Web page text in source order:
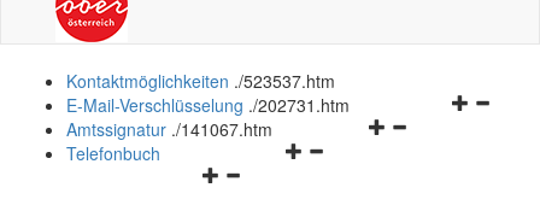
Kontaktmöglichkeiten ./523537.htm
Navigationsmenü
E-Mail-Verschlüsselung ./202731.htm
Navigationsmenü
Amtssignatur ./141067.htm
Navigationsmenü
Telefonbuch